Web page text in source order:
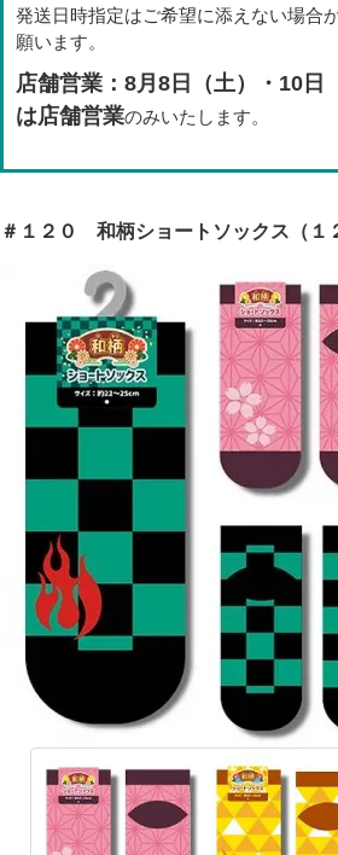
発送日時指定はご希望に添えない場合
願います。
店舗営業：8月8日（土）・10日
は店舗営業のみいたします。
＃１２０ 和柄ショートソックス（１